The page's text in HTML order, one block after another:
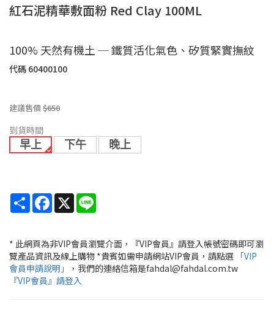
紅石泥精華敷面粉 Red Clay 100ML
100% 天然有機土 ─ 鐵質活化氣色、矽質緊實撫紋
代碼 60400100
建議售價$650
到貨時間
早上
下午 晚上
Share Facebook
X
* 此網頁為非VIP會員瀏覽介面，『VIP會員』請登入帳號密碼即可瀏
覽產品資訊及線上購物 *貴賓如需申請網站VIP會員，請點選 「VIP
會員申請說明」
，我們的連絡信箱是fahdal@fahdal.com.tw
『VIP會員』請登入